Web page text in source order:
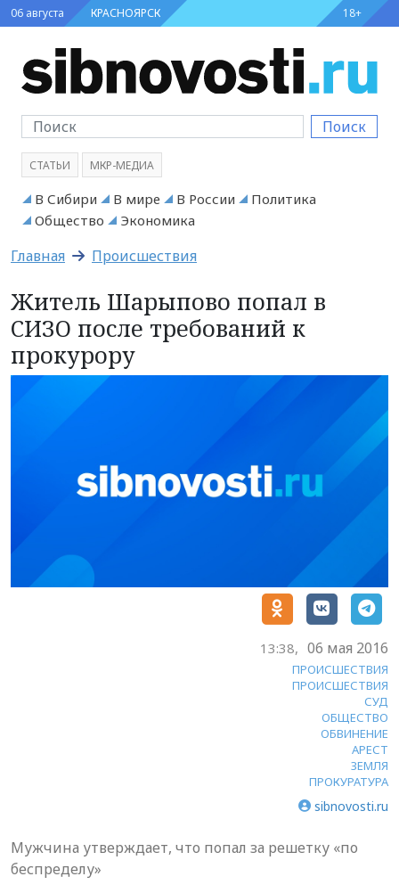
06 августа КРАСНОЯРСК 18+
Поиск
СТАТЬИ МКР-МЕДИА
В Сибири В мире В России
Политика
Общество
Экономика
Главная Происшествия
Житель Шарыпово попал в
СИЗО после требований к
прокурору
13:38, 06 мая 2016
ПРОИСШЕСТВИЯ
ПРОИСШЕСТВИЯ
СУД
ОБЩЕСТВО
ОБВИНЕНИЕ
АРЕСТ
ЗЕМЛЯ
ПРОКУРАТУРА
sibnovosti.ru
Мужчина утверждает, что попал за решетку «по
беспределу»